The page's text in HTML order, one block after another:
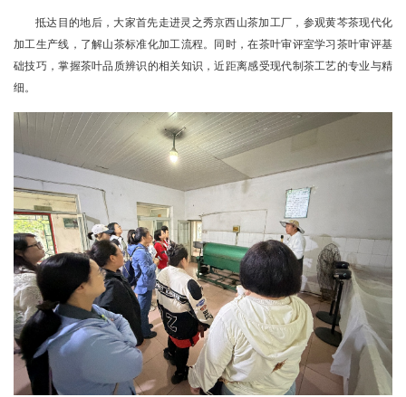
抵达目的地后，大家首先走进灵之秀京西山茶加工厂，参观黄芩茶现代化
加工生产线，了解山茶标准化加工流程。同时，在茶叶审评室学习茶叶审评基
础技巧，掌握茶叶品质辨识的相关知识，近距离感受现代制茶工艺的专业与精
细。